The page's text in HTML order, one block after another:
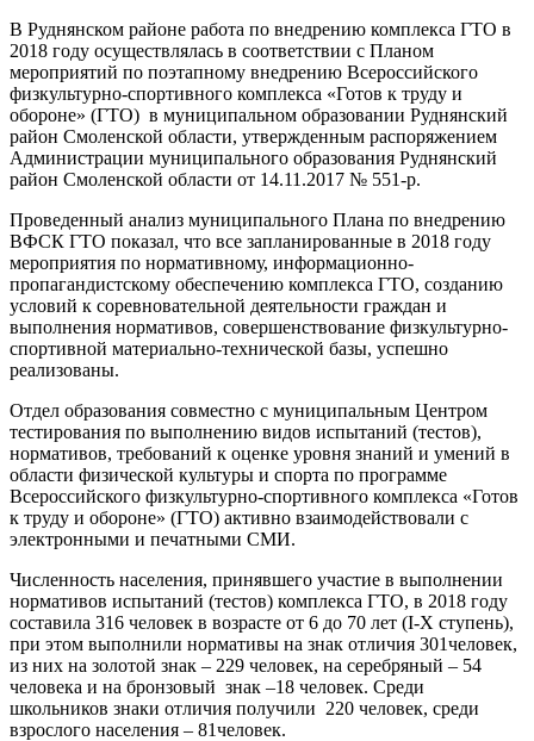
В Руднянском районе работа по внедрению комплекса ГТО в
2018 году осуществлялась в соответствии с Планом
мероприятий по поэтапному внедрению Всероссийского
физкультурно-спортивного комплекса «Готов к труду и
обороне» (ГТО) в муниципальном образовании Руднянский
район Смоленской области, утвержденным распоряжением
Администрации муниципального образования Руднянский
район Смоленской области от 14.11.2017 № 551-р.
Проведенный анализ муниципального Плана по внедрению
ВФСК ГТО показал, что все запланированные в 2018 году
мероприятия по нормативному, информационно-
пропагандистскому обеспечению комплекса ГТО, созданию
условий к соревновательной деятельности граждан и
выполнения нормативов, совершенствование физкультурно-
спортивной материально-технической базы, успешно
реализованы.
Отдел образования совместно с муниципальным Центром
тестирования по выполнению видов испытаний (тестов),
нормативов, требований к оценке уровня знаний и умений в
области физической культуры и спорта по программе
Всероссийского физкультурно-спортивного комплекса «Готов
к труду и обороне» (ГТО) активно взаимодействовали с
электронными и печатными СМИ.
Численность населения, принявшего участие в выполнении
нормативов испытаний (тестов) комплекса ГТО, в 2018 году
составила 316 человек в возрасте от 6 до 70 лет (I-X ступень),
при этом выполнили нормативы на знак отличия 301человек,
из них на золотой знак – 229 человек, на серебряный – 54
человека и на бронзовый знак –18 человек. Среди
школьников знаки отличия получили 220 человек, среди
взрослого населения – 81человек.